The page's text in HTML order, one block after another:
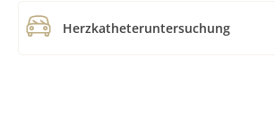
Herzkatheteruntersuchung